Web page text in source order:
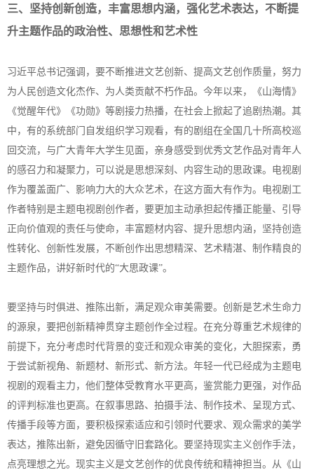
三、坚持创新创造，丰富思想内涵，强化艺术表达，不断提
升主题作品的政治性、思想性和艺术性
习近平总书记强调，要不断推进文艺创新、提高文艺创作质量，努力
为人民创造文化杰作、为人类贡献不朽作品。今年以来，《山海情》
《觉醒年代》《功勋》等剧接力热播，在社会上掀起了追剧热潮。其
中，有的系统部门自发组织学习观看，有的剧组在全国几十所高校巡
回交流，与广大青年大学生见面，亲身感受到优秀文艺作品对青年人
的感召力和凝聚力，可以说是思想深刻、内容生动的思政课。电视剧
作为覆盖面广、影响力大的大众艺术，在这方面大有作为。电视剧工
作者特别是主题电视剧创作者，要更加主动承担起传播正能量、引导
正向价值观的责任与使命，丰富题材内容、提升思想内涵，坚持创造
性转化、创新性发展，不断创作出思想精深、艺术精湛、制作精良的
主题作品，讲好新时代的“大思政课”。
要坚持与时俱进、推陈出新，满足观众审美需要。创新是艺术生命力
的源泉，要把创新精神贯穿主题创作全过程。在充分尊重艺术规律的
前提下，充分考虑时代背景的变迁和观众审美的变化，大胆探索，勇
于尝试新视角、新题材、新形式、新方法。年轻一代已经成为主题电
视剧的观看主力，他们整体受教育水平更高，鉴赏能力更强，对作品
的评判标准也更高。在叙事思路、拍摄手法、制作技术、呈现方式、
传播手段等方面，要积极探索适应和引领时代要求、观众需求的美学
表达，推陈出新，避免因循守旧套路化。要坚持现实主义创作手法，
点亮理想之光。现实主义是文艺创作的优良传统和精神担当。从《山